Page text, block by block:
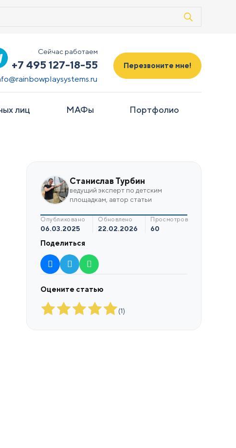
Сейчас работаем
+7 495 127-18-55 Перезвоните мне!
лиц МАФы Портфолио
Станислав Турбин
ведущий эксперт по детским
площадкам, автор статьи
опубликовано
06.03.2025
обновлено
22.02.2026
просмотров
60
Поделиться
Оцените статью
(1)